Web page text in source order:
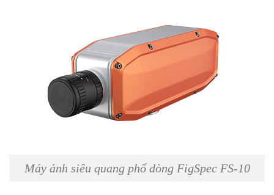
Máy ảnh siêu quang phổ dòng FigSpec FS-10